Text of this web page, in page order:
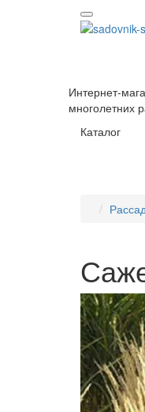
Интернет-
многолетних
Каталог